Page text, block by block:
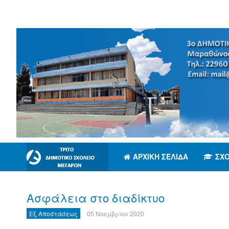
ΑΡΧΙΚΉ ΣΕΛΊΔΑ
Ασφάλεια στο διαδίκτυο
Εξ Αποστάσεως 05 Νοεμβρίου 2020